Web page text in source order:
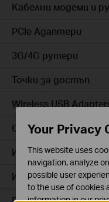
Кабелни модеми и
PCIe Адаптери
3G/4G рутери
Точки за достъп
Wireless USB
Cloud камери
Интелигентни
Интелигентно
Your Privacy
This website uses
navigation, analyze
possible user
to the use of cookies
information in our